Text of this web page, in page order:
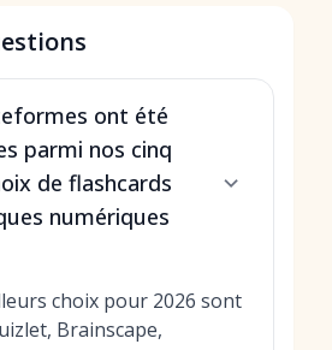
ont été
parmi nos cinq
de flashcards
numériques
choix pour 2026 sont
Brainscape,